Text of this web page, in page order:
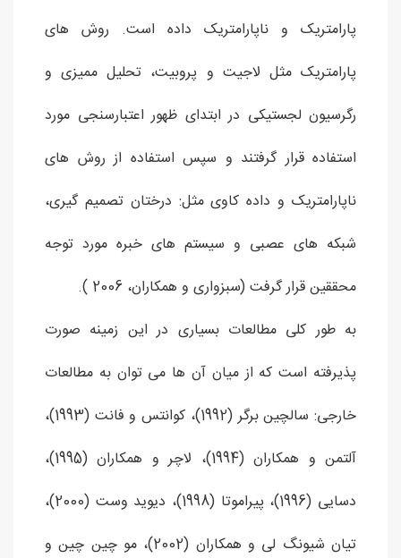
پارامتریک و ناپارامتریک داده است. روش های
پارامتریک مثل لاجیت و پروبیت، تحلیل ممیزی و
رگرسیون لجستیکی در ابتدای ظهور اعتبارسنجی مورد
استفاده قرار گرفتند و سپس استفاده از روش های
ناپارامتریک و داده کاوی مثل: درختان تصمیم گیری،
شبکه های عصبی و سیستم های خبره مورد توجه
محققین قرار گرفت (سبزواری و همكاران، 2006 ).
به طور كلی مطالعات بسياری در اين زمينه صورت
پذيرفته است كه از میان آن ها می توان به مطالعات
خارجی: سالچین برگر (1992)، کوانتس و فانت (1993)،
آلتمن و همکاران (1994)، لاچر و همکاران (1995)،
دسایی (1996)، پیراموتا (1998)، دیوید وست (2000)،
تیان شیونگ لی و همکاران (2002)، مو چین چین و